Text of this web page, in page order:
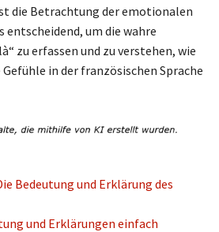
die Betrachtung der emotionalen
entscheidend, um die wahre
zu erfassen und zu verstehen, wie
in der französischen Sprache
Bedeutung und Erklärung des
und Erklärungen einfach